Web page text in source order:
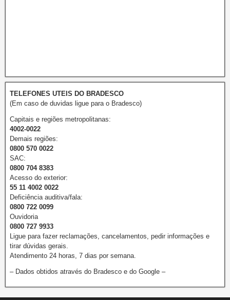
TELEFONES UTEIS DO BRADESCO
(Em caso de duvidas ligue para o Bradesco)
Capitais e regiões metropolitanas:
4002-0022
Demais regiões:
0800 570 0022
SAC:
0800 704 8383
Acesso do exterior:
55 11 4002 0022
Deficiência auditiva/fala:
0800 722 0099
Ouvidoria
0800 727 9933
Ligue para fazer reclamações, cancelamentos, pedir informações e
tirar dúvidas gerais.
Atendimento 24 horas, 7 dias por semana.
– Dados obtidos através do Bradesco e do Google –